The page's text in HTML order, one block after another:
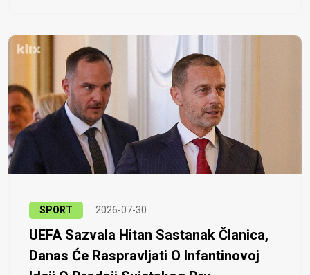
SPORT 2026-07-30
UEFA Sazvala Hitan Sastanak Članica,
Danas Će Raspravljati O Infantinovoj